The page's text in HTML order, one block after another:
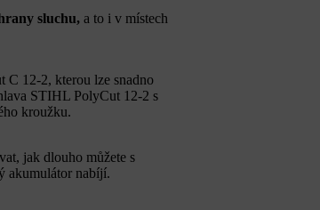
sluchu, a to i v místech
C 12-2, kterou lze snadno
STIHL PolyCut 12-2 s
kroužku.
jak dlouho můžete s
akumulátor nabíjí.